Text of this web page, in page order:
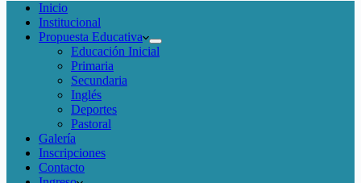
Inicio
Institucional
Propuesta Educativa
Educación Inicial
Primaria
Secundaria
Inglés
Deportes
Pastoral
Galería
Inscripciones
Contacto